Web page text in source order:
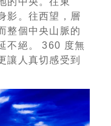
影。往西望，層
整個中央山脈的
不絕。 360 度無
讓人真切感受到